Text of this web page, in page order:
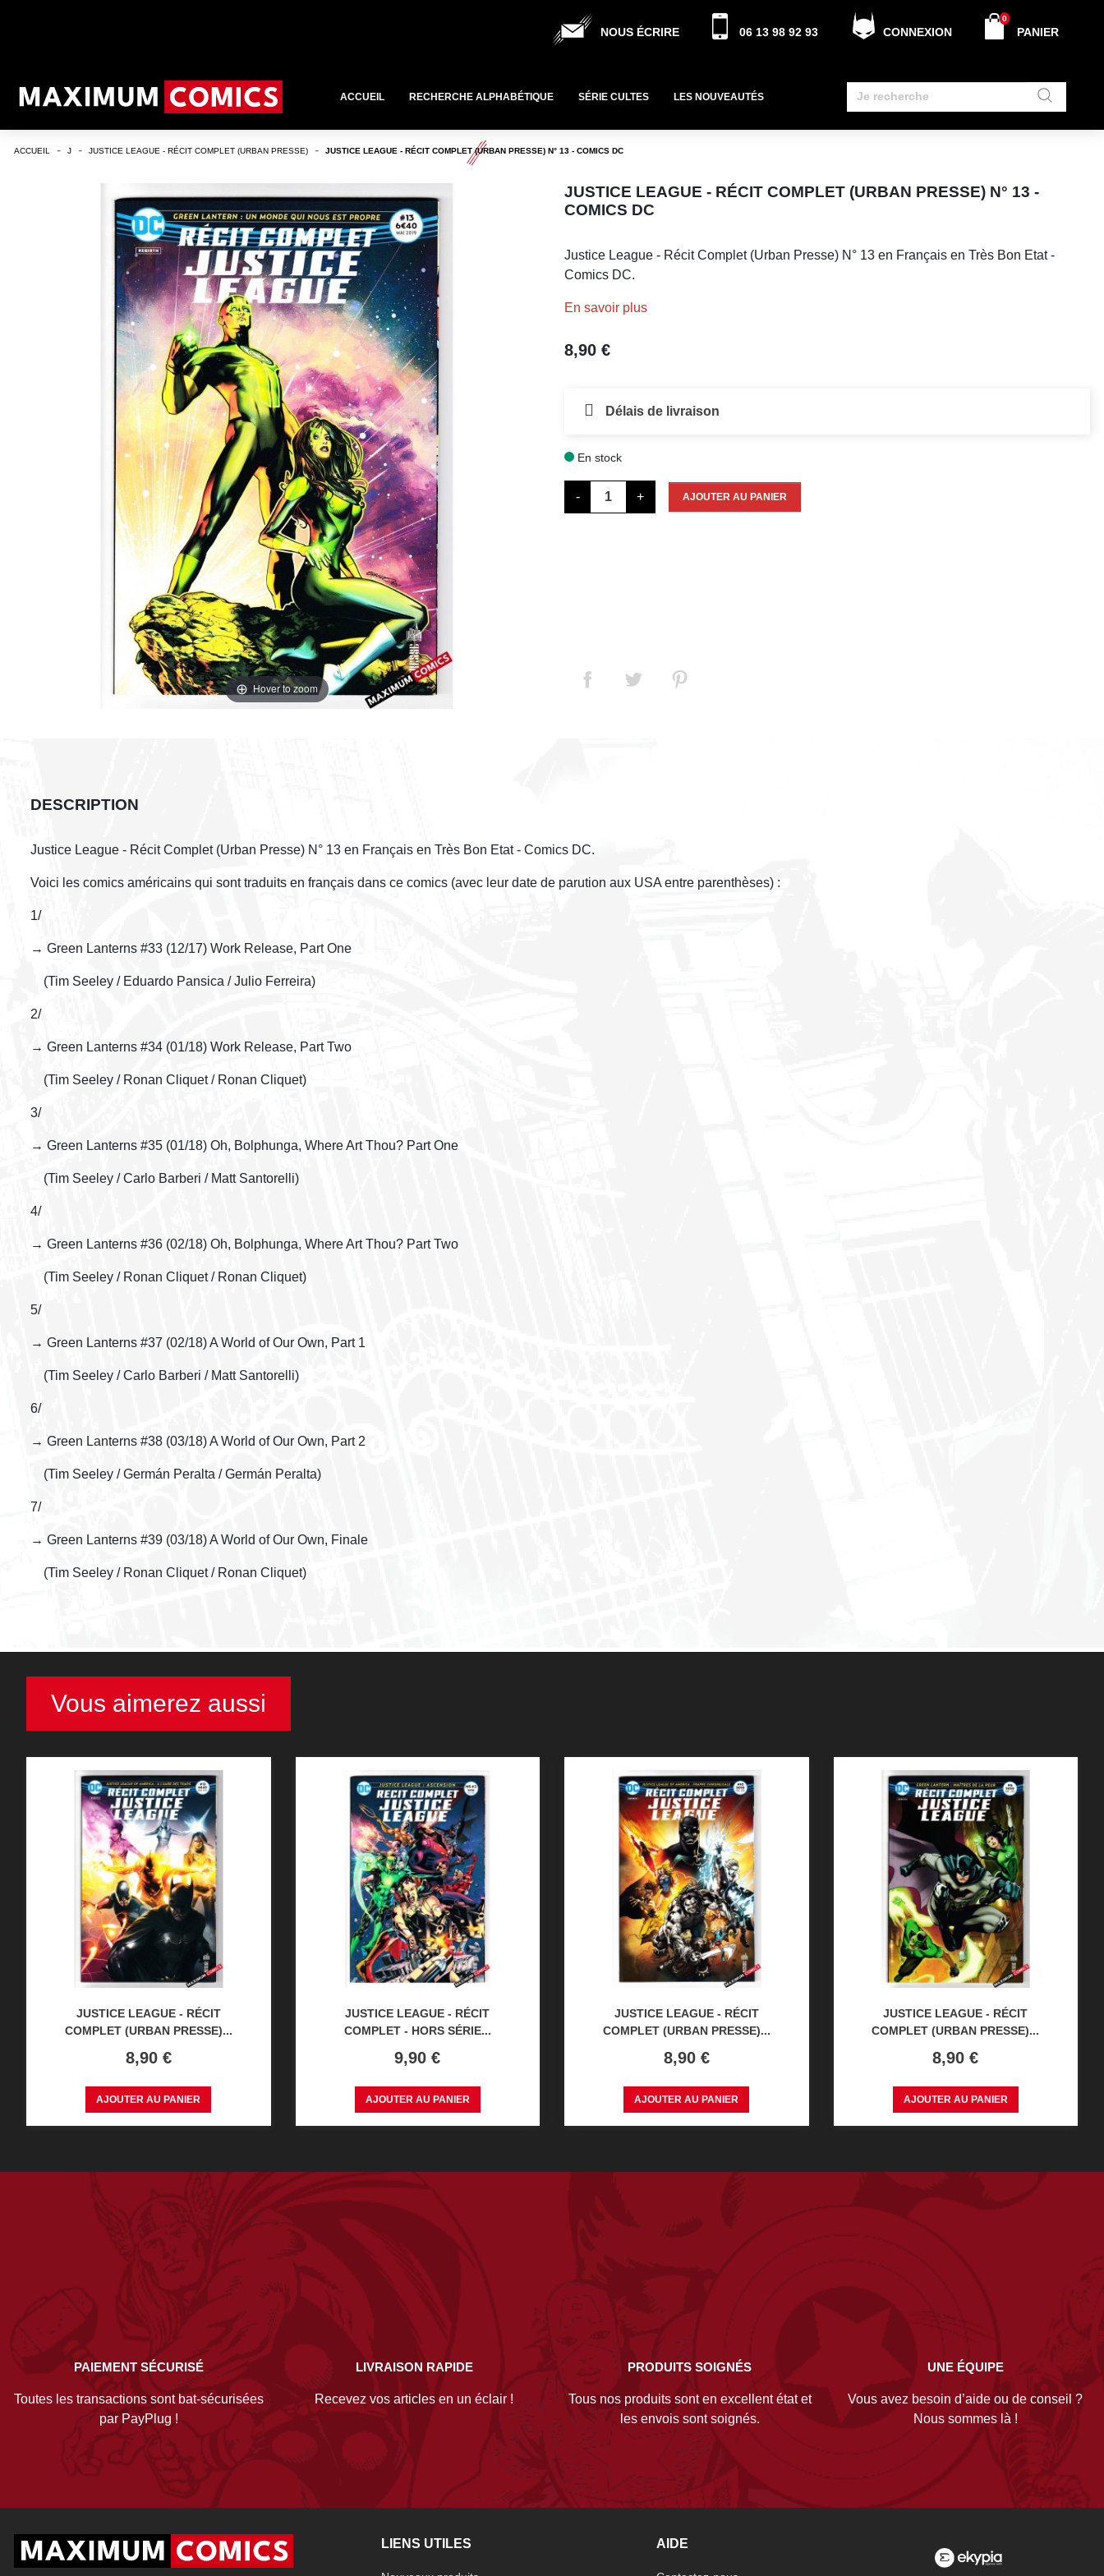
NOUS ÉCRIRE 06 13 98 92 93 CONNEXION PANIER
0
ACCUEIL RECHERCHE ALPHABÉTIQUE SÉRIE CULTES LES NOUVEAUTÉS
ACCUEIL J JUSTICE LEAGUE - RÉCIT COMPLET (URBAN PRESSE) JUSTICE LEAGUE - RÉCIT COMPLET (URBAN PRESSE) N° 13 - COMICS DC
Hover to zoom
JUSTICE LEAGUE - RÉCIT COMPLET (URBAN PRESSE) N° 13 -
COMICS DC
Justice League - Récit Complet (Urban Presse) N° 13 en Français en Très Bon Etat -
Comics DC.
En savoir plus
8,90 €
Délais de livraison
En stock
- + AJOUTER AU PANIER
DESCRIPTION
Justice League - Récit Complet (Urban Presse) N° 13 en Français en Très Bon Etat - Comics DC.
Voici les comics américains qui sont traduits en français dans ce comics (avec leur date de parution aux USA entre parenthèses) :
1/
→ Green Lanterns #33 (12/17) Work Release, Part One
(Tim Seeley / Eduardo Pansica / Julio Ferreira)
2/
→ Green Lanterns #34 (01/18) Work Release, Part Two
(Tim Seeley / Ronan Cliquet / Ronan Cliquet)
3/
→ Green Lanterns #35 (01/18) Oh, Bolphunga, Where Art Thou? Part One
(Tim Seeley / Carlo Barberi / Matt Santorelli)
4/
→ Green Lanterns #36 (02/18) Oh, Bolphunga, Where Art Thou? Part Two
(Tim Seeley / Ronan Cliquet / Ronan Cliquet)
5/
→ Green Lanterns #37 (02/18) A World of Our Own, Part 1
(Tim Seeley / Carlo Barberi / Matt Santorelli)
6/
→ Green Lanterns #38 (03/18) A World of Our Own, Part 2
(Tim Seeley / Germán Peralta / Germán Peralta)
7/
→ Green Lanterns #39 (03/18) A World of Our Own, Finale
(Tim Seeley / Ronan Cliquet / Ronan Cliquet)
Vous aimerez aussi
JUSTICE LEAGUE - RÉCIT
COMPLET (URBAN PRESSE)...
Prix
8,90 €
AJOUTER AU PANIER
JUSTICE LEAGUE - RÉCIT
COMPLET - HORS SÉRIE...
Prix
9,90 €
AJOUTER AU PANIER
JUSTICE LEAGUE - RÉCIT
COMPLET (URBAN PRESSE)...
Prix
8,90 €
AJOUTER AU PANIER
JUSTICE LEAGUE - RÉCIT
COMPLET (URBAN PRESSE)...
Prix
8,90 €
AJOUTER AU PANIER
PAIEMENT SÉCURISÉ
Toutes les transactions sont bat-sécurisées
par PayPlug !
LIVRAISON RAPIDE
Recevez vos articles en un éclair !
PRODUITS SOIGNÉS
Tous nos produits sont en excellent état et
les envois sont soignés.
UNE ÉQUIPE
Vous avez besoin d’aide ou de conseil ?
Nous sommes là !
LIENS UTILES AIDE